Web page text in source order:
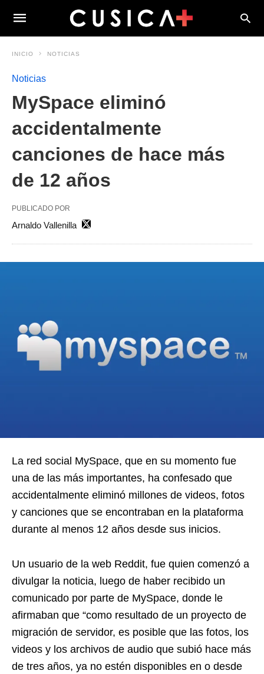
INICIO NOTICIAS
Noticias
MySpace eliminó
accidentalmente
canciones de hace más
de 12 años
PUBLICADO POR
Arnaldo Vallenilla
La red social MySpace, que en su momento fue
una de las más importantes, ha confesado que
accidentalmente eliminó millones de videos, fotos
y canciones que se encontraban en la plataforma
durante al menos 12 años desde sus inicios.
Un usuario de la web Reddit, fue quien comenzó a
divulgar la noticia, luego de haber recibido un
comunicado por parte de MySpace, donde le
afirmaban que “como resultado de un proyecto de
migración de servidor, es posible que las fotos, los
videos y los archivos de audio que subió hace más
de tres años, ya no estén disponibles en o desde